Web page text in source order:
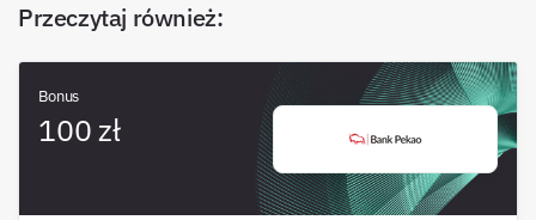
Przeczytaj również:
Bonus
100 zł